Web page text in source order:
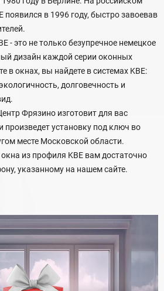
в 1996 году, быстро завоевав
- это не только безупречное немецкое
дизайн каждой серии оконных
в окнах, вы найдете в системах KBE:
долговечность и
Фрязино изготовит для вас
произведет установку под ключ во
месте Московской области.
из профиля KBE вам достаточно
указанному на нашем сайте.